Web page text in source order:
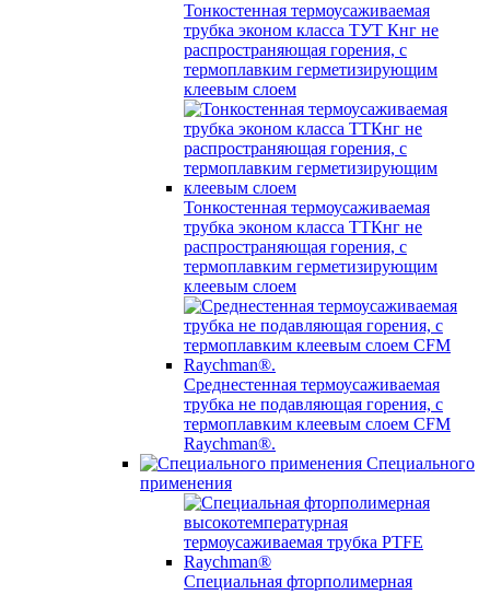
Тонкостенная термоусаживаемая
трубка эконом класса ТУТ Кнг не
распространяющая горения, с
термоплавким герметизирующим
клеевым слоем
Тонкостенная термоусаживаемая
трубка эконом класса ТТКнг не
распространяющая горения, с
термоплавким герметизирующим
клеевым слоем
Среднестенная термоусаживаемая
трубка не подавляющая горения, с
термоплавким клеевым слоем CFM
Raychman®.
Специального
применения
Специальная фторполимерная